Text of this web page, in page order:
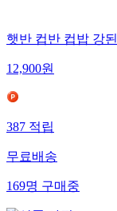
햇반 컵반 컵밥 강
12,900원
387적립
무료배송
169명구매중